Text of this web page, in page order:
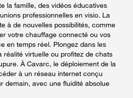
la famille, des vidéos éducatives
professionnelles en visio. La
à de nouvelles possibilités, comme
votre chauffage connecté ou vos
en temps réel. Plongez dans les
réalité virtuelle ou profitez de chats
À Cavarc, le déploiement de la
à un réseau internet conçu
demain, avec une fluidité absolue